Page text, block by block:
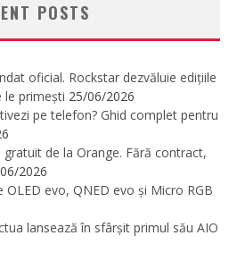
POSTS
oficial. Rockstar dezvăluie edițiile
le primești 25/06/2026
pe telefon? Ghid complet pentru
de la Orange. Fără contract,
2026
OLED evo, QNED evo și Micro RGB
lansează în sfârșit primul său AIO